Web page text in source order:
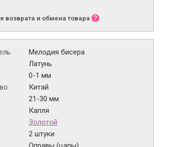
возврата и обмена товара
Мелодия бисера
Латунь
0-1 мм
Китай
21-30 мм
Капля
Золотой
2 штуки